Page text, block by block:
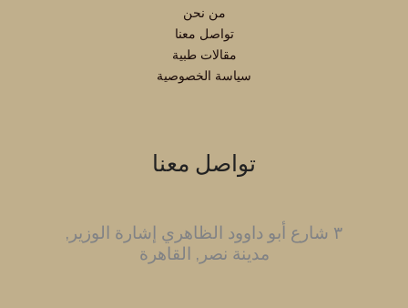
من نحن
تواصل معنا
مقالات طبية
سياسة الخصوصية
تواصل معنا
٣ شارع أبو داوود الظاهري إشارة الوزير,
مدينة نصر, القاهرة